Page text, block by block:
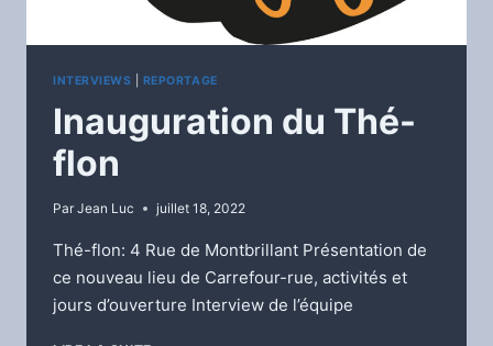
INTERVIEWS REPORTAGE
Inauguration du Thé-
flon
Par Jean Luc juillet 18, 2022
Thé-flon: 4 Rue de Montbrillant Présentation de
ce nouveau lieu de Carrefour-rue, activités et
jours d’ouverture Interview de l’équipe